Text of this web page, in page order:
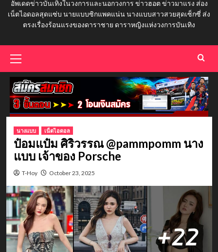
อัพเดดข่าวบันเทิงในวงการและนอกวงการ ข่าวฮอต ข่าวมาแรง ส่อง
เน็ตไอดอลสุดแซ่บ นายแบบซิกแพคแน่น นางแบบสาวสวยสุดเซ็กซี่ ส่ง
ตรงเรื่องร้อนแรงของดาราชาย ดาราหญิงแห่งวงการบันเทิง
Menu
นางแบบ เน็ตไอดอล
ป๋อมแป๋ม ศิริวรรณ @pammpomm นาง
แบบ เจ้าของ Porsche
T-Hoy October 23, 2025